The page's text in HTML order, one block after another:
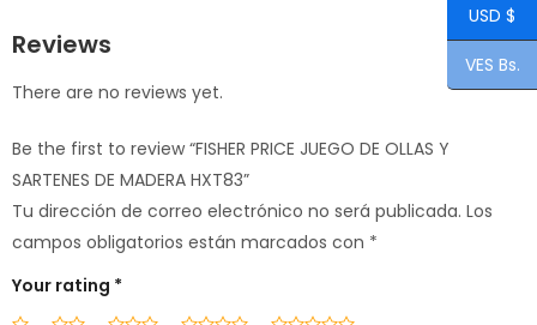
Reviews
There are no reviews yet.
Be the first to review “FISHER PRICE JUEGO DE OLLAS Y
SARTENES DE MADERA HXT83”
Tu dirección de correo electrónico no será publicada. Los
campos obligatorios están marcados con *
Your rating *
USD $
VES Bs.